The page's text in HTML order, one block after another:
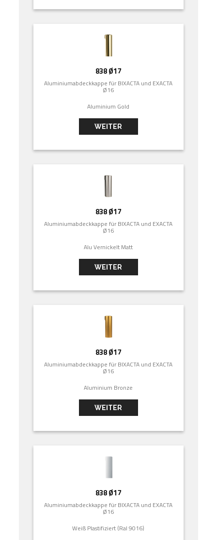
838 Ø17
Aluminiumabdeckkappe für BIXACTA und EXACTA
Ø16
Aluminium Gold
WEITER
838 Ø17
Aluminiumabdeckkappe für BIXACTA und EXACTA
Ø16
Alu Vernickelt Matt
WEITER
838 Ø17
Aluminiumabdeckkappe für BIXACTA und EXACTA
Ø16
Aluminium Bronze
WEITER
838 Ø17
Aluminiumabdeckkappe für BIXACTA und EXACTA
Ø16
Weiß Plastifiziert (Ral 9016)